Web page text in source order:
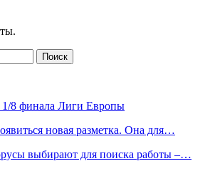
8 финала Лиги Европы
новая разметка. Она для…
выбирают для поиска работы –…